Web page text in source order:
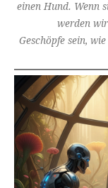
einen Hund. Wenn
werden
Geschöpfe sein,